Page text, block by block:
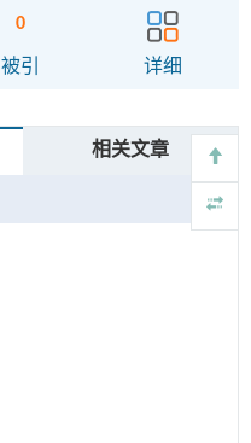
0
被引 详细
相关文章